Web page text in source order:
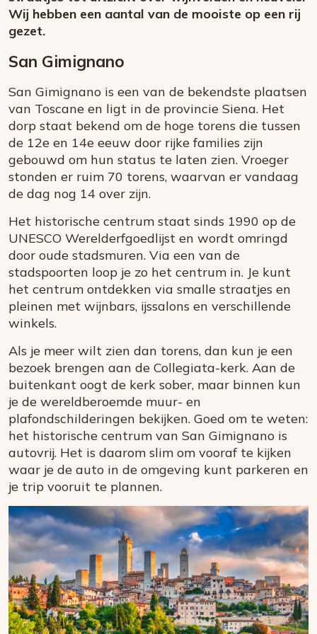
Wij hebben een aantal van de mooiste op een rij
gezet.
San Gimignano
San Gimignano is een van de bekendste plaatsen
van Toscane en ligt in de provincie Siena. Het
dorp staat bekend om de hoge torens die tussen
de 12e en 14e eeuw door rijke families zijn
gebouwd om hun status te laten zien. Vroeger
stonden er ruim 70 torens, waarvan er vandaag
de dag nog 14 over zijn.
Het historische centrum staat sinds 1990 op de
UNESCO Werelderfgoedlijst en wordt omringd
door oude stadsmuren. Via een van de
stadspoorten loop je zo het centrum in. Je kunt
het centrum ontdekken via smalle straatjes en
pleinen met wijnbars, ijssalons en verschillende
winkels.
Als je meer wilt zien dan torens, dan kun je een
bezoek brengen aan de Collegiata-kerk. Aan de
buitenkant oogt de kerk sober, maar binnen kun
je de wereldberoemde muur- en
plafondschilderingen bekijken. Goed om te weten:
het historische centrum van San Gimignano is
autovrij. Het is daarom slim om vooraf te kijken
waar je de auto in de omgeving kunt parkeren en
je trip vooruit te plannen.